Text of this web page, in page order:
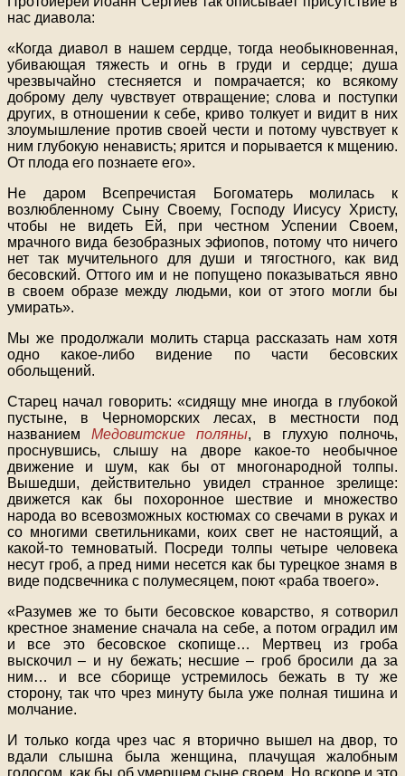
нас диавола:
«Когда диавол в нашем сердце, тогда необыкновенная,
убивающая тяжесть и огнь в груди и сердце; душа
чрезвычайно стесняется и помрачается; ко всякому
доброму делу чувствует отвращение; слова и поступки
других, в отношении к себе, криво толкует и видит в них
злоумышление против своей чести и потому чувствует к
ним глубокую ненависть; ярится и порывается к мщению.
От плода его познаете его».
Не даром Всепречистая Богоматерь молилась к
возлюбленному Сыну Своему, Господу Иисусу Христу,
чтобы не видеть Ей, при честном Успении Своем,
мрачного вида безобразных эфиопов, потому что ничего
нет так мучительного для души и тягостного, как вид
бесовский. Оттого им и не попущено показываться явно
в своем образе между людьми, кои от этого могли бы
умирать».
Мы же продолжали молить старца рассказать нам хотя
одно какое-либо видение по части бесовских
обольщений.
Старец начал говорить: «сидящу мне иногда в глубокой
пустыне, в Черноморских лесах, в местности под
названиемМедовитские поляны, в глухую полночь,
проснувшись, слышу на дворе какое-то необычное
движение и шум, как бы от многонародной толпы.
Вышедши, действительно увидел странное зрелище:
движется как бы похоронное шествие и множество
народа во всевозможных костюмах со свечами в руках и
со многими светильниками, коих свет не настоящий, а
какой-то темноватый. Посреди толпы четыре человека
несут гроб, а пред ними несется как бы турецкое знамя в
виде подсвечника с полумесяцем, поют «раба твоего».
«Разумев же то быти бесовское коварство, я сотворил
крестное знамение сначала на себе, а потом оградил им
и все это бесовское скопище… Мертвец из гроба
выскочил – и ну бежать; несшие – гроб бросили да за
ним… и все сборище устремилось бежать в ту же
сторону, так что чрез минуту была уже полная тишина и
молчание.
И только когда чрез час я вторично вышел на двор, то
вдали слышна была женщина, плачущая жалобным
голосом, как бы об умершем сыне своем. Но вскоре и это